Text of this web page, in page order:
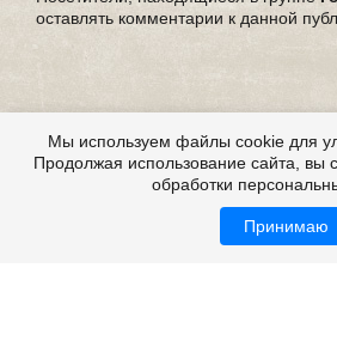
оставлять комментарии к данной
Мы используем файлы cookie для
Продолжая использование сайта, вы
обработки
Принимаю